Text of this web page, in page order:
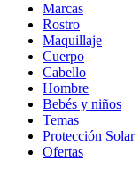
Marcas
Rostro
Maquillaje
Cuerpo
Cabello
Hombre
Bebés y niños
Temas
Protección Solar
Ofertas